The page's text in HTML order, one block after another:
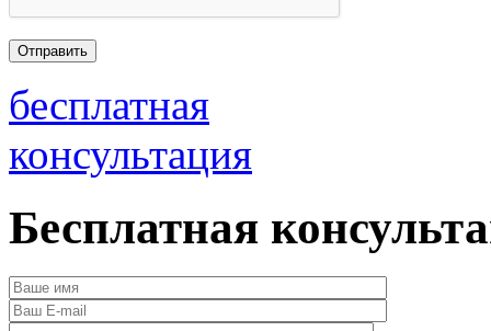
бесплатная
консультация
Бесплатная